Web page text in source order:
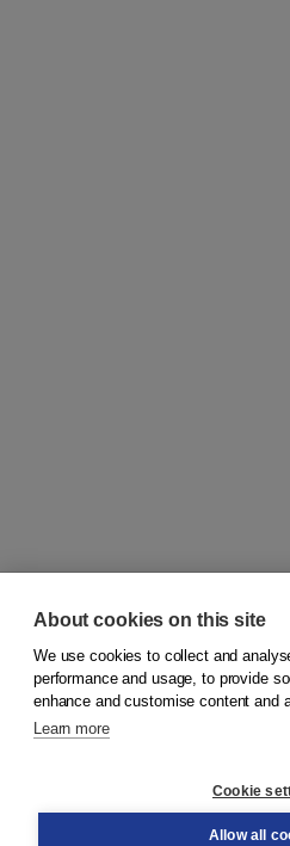
© 2026Koninklijke Boom uitgevers
Order
About cookies on this site
We use cookies to collect and
performance and usage, to provide
enhance and customise content and
Learn more
Cookie
Allow all